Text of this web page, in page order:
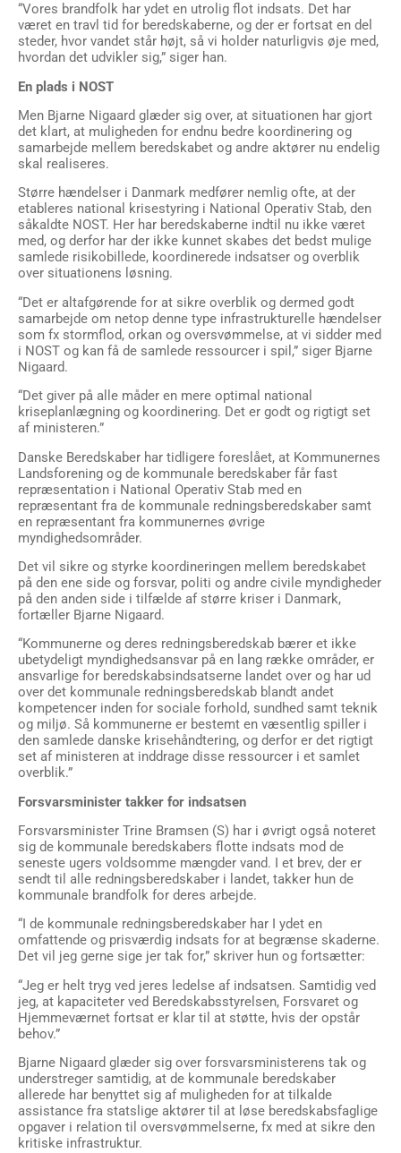
“Vores brandfolk har ydet en utrolig flot indsats. Det har
været en travl tid for beredskaberne, og der er fortsat en del
steder, hvor vandet står højt, så vi holder naturligvis øje med,
hvordan det udvikler sig,” siger han.
En plads i NOST
Men Bjarne Nigaard glæder sig over, at situationen har gjort
det klart, at muligheden for endnu bedre koordinering og
samarbejde mellem beredskabet og andre aktører nu endelig
skal realiseres.
Større hændelser i Danmark medfører nemlig ofte, at der
etableres national krisestyring i National Operativ Stab, den
såkaldte NOST. Her har beredskaberne indtil nu ikke været
med, og derfor har der ikke kunnet skabes det bedst mulige
samlede risikobillede, koordinerede indsatser og overblik
over situationens løsning.
“Det er altafgørende for at sikre overblik og dermed godt
samarbejde om netop denne type infrastrukturelle hændelser
som fx stormflod, orkan og oversvømmelse, at vi sidder med
i NOST og kan få de samlede ressourcer i spil,” siger Bjarne
Nigaard.
“Det giver på alle måder en mere optimal national
kriseplanlægning og koordinering. Det er godt og rigtigt set
af ministeren.”
Danske Beredskaber har tidligere foreslået, at Kommunernes
Landsforening og de kommunale beredskaber får fast
repræsentation i National Operativ Stab med en
repræsentant fra de kommunale redningsberedskaber samt
en repræsentant fra kommunernes øvrige
myndighedsområder.
Det vil sikre og styrke koordineringen mellem beredskabet
på den ene side og forsvar, politi og andre civile myndigheder
på den anden side i tilfælde af større kriser i Danmark,
fortæller Bjarne Nigaard.
“Kommunerne og deres redningsberedskab bærer et ikke
ubetydeligt myndighedsansvar på en lang række områder, er
ansvarlige for beredskabsindsatserne landet over og har ud
over det kommunale redningsberedskab blandt andet
kompetencer inden for sociale forhold, sundhed samt teknik
og miljø. Så kommunerne er bestemt en væsentlig spiller i
den samlede danske krisehåndtering, og derfor er det rigtigt
set af ministeren at inddrage disse ressourcer i et samlet
overblik.”
Forsvarsminister takker for indsatsen
Forsvarsminister Trine Bramsen (S) har i øvrigt også noteret
sig de kommunale beredskabers flotte indsats mod de
seneste ugers voldsomme mængder vand. I et brev, der er
sendt til alle redningsberedskaber i landet, takker hun de
kommunale brandfolk for deres arbejde.
“I de kommunale redningsberedskaber har I ydet en
omfattende og prisværdig indsats for at begrænse skaderne.
Det vil jeg gerne sige jer tak for,” skriver hun og fortsætter:
“Jeg er helt tryg ved jeres ledelse af indsatsen. Samtidig ved
jeg, at kapaciteter ved Beredskabsstyrelsen, Forsvaret og
Hjemmeværnet fortsat er klar til at støtte, hvis der opstår
behov.”
Bjarne Nigaard glæder sig over forsvarsministerens tak og
understreger samtidig, at de kommunale beredskaber
allerede har benyttet sig af muligheden for at tilkalde
assistance fra statslige aktører til at løse beredskabsfaglige
opgaver i relation til oversvømmelserne, fx med at sikre den
kritiske infrastruktur.